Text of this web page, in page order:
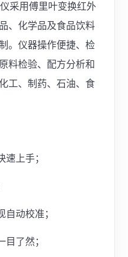
采用傅里叶变换红外
、化学品及食品饮料
。仪器操作便捷、检
料检验、配方分析和
工、制药、石油、食
速上手；
自动校准；
目了然；